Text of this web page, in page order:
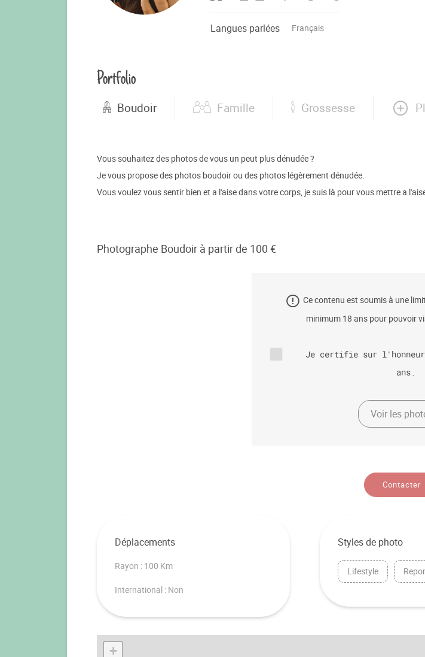
Langues parlées Français
Portfolio
Boudoir Famille Grossesse
Vous souhaitez des photos de vous un peut plus dénudée ?
Je vous propose des photos boudoir ou des photos légèrement dénudée.
Vous voulez vous sentir bien et a l'aise dans votre corps, je suis là pour vous mettre a
Photographe Boudoir à partir de 100 €
Ce contenu est soumis à une
minimum 18 ans pour pouvoir
Je certifie sur
ans.
Voir les
Contacter
Déplacements
Rayon : 100 Km
International : Non
Styles de photo
Lifestyle
+